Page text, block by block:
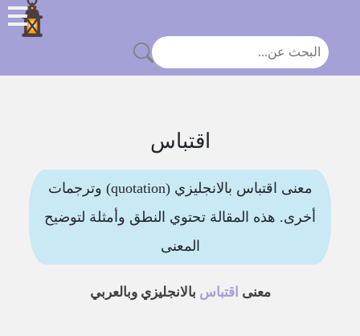
اقتباس
معنى اقتباس بالانجليزي (quotation) وترجمات
أخرى. هذه المقالة تحتوي النطق وأمثلة لتوضيح
المعنى
معنى اقتباس بالانجليزي وبالعربي